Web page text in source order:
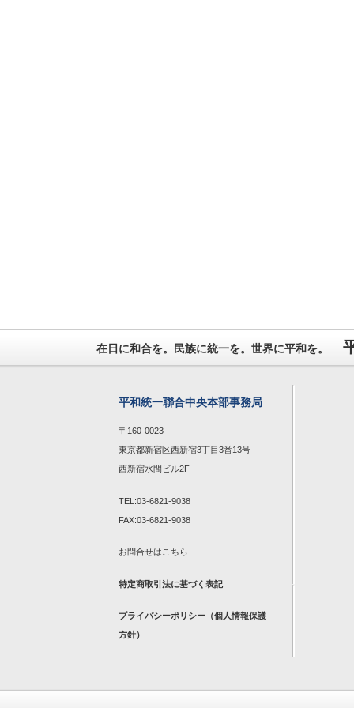
在日に和合を。民族に統一を。世界に平和を。
平和統一聯合中央本部事務局
〒160-0023
東京都新宿区西新宿3丁目3番13号
西新宿水間ビル2F
TEL:03-6821-9038
FAX:03-6821-9038
お問合せは こちら
特定商取引法に基づく表記
プライバシーポリシー（個人情報保護
方針）